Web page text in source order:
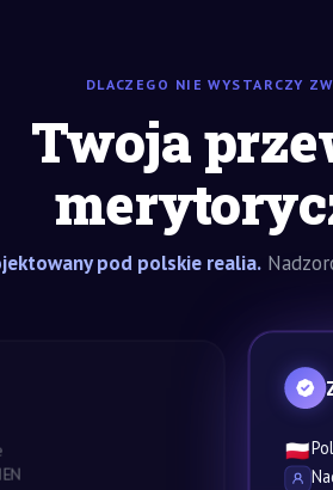
DLACZEGO NIE WYSTARCZY
Twoja
pod polskie realia.
🇵🇱